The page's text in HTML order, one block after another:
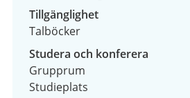
Tillgänglighet
Talböcker
Studera och konferera
Grupprum
Studieplats